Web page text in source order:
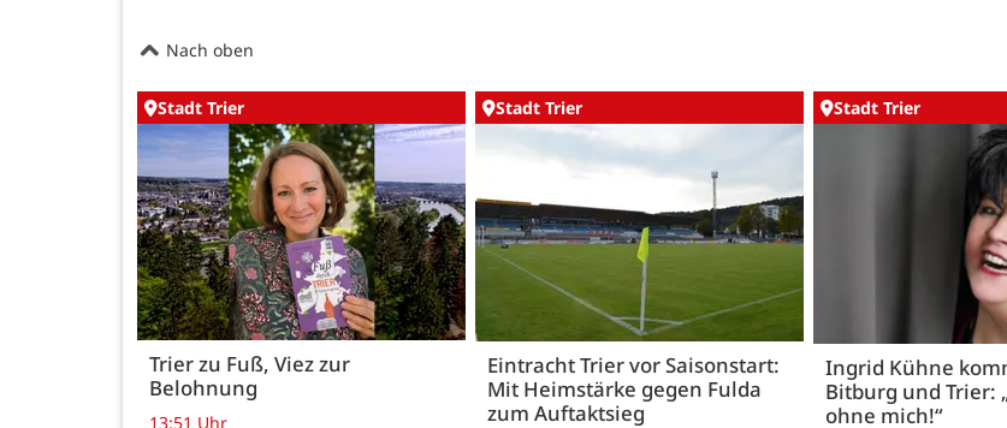
Nach oben
Stadt Trier
Trier zu Fuß, Viez zur
Belohnung
13:51 Uhr
Stadt Trier
Eintracht Trier vor Saisonstart:
Mit Heimstärke gegen Fulda
zum Auftaktsieg
Stadt Trier
Ingrid Kühne
Bitburg und Trier:
ohne mich!“